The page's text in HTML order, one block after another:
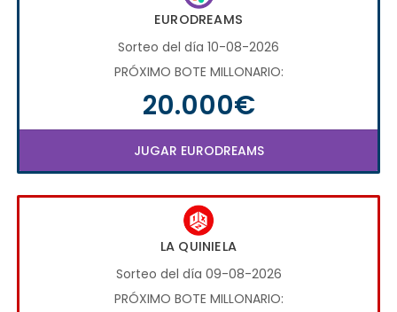
EURODREAMS
Sorteo del día 10-08-2026
PRÓXIMO BOTE MILLONARIO:
20.000€
JUGAR EURODREAMS
LA QUINIELA
Sorteo del día 09-08-2026
PRÓXIMO BOTE MILLONARIO: